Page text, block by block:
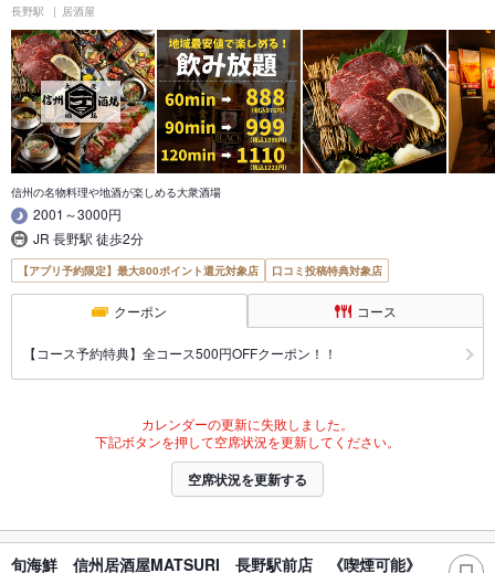
長野駅 居酒屋
信州の名物料理や地酒が楽しめる大衆酒場
2001～3000円
JR 長野駅 徒歩2分
【アプリ予約限定】最大800ポイント還元対象店 口コミ投稿特典対象店
クーポン コース
【コース予約特典】全コース500円OFFクーポン！！
カレンダーの更新に失敗しました。
下記ボタンを押して空席状況を更新してください。
空席状況を更新する
旬海鮮 信州居酒屋MATSURI 長野駅前店 《喫煙可能》